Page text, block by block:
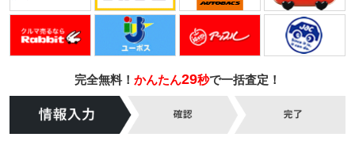
完全無料！ かんたん29秒で一括査定！